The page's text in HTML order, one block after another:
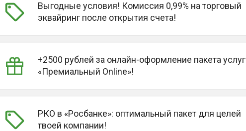
Выгодные условия! Комиссия 0,99% на торговый
эквайринг после открытия счета!
+2500 рублей за онлайн-оформление пакета услуг
«Премиальный Online»!
РКО в «Росбанке»: оптимальный пакет для целей
твоей компании!